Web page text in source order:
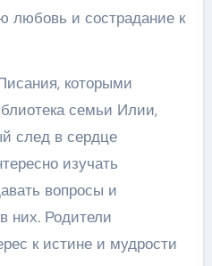
любовь и сострадание к
которыми
семьи Илии,
след в сердце
изучать
вопросы и
них. Родители
к истине и мудрости